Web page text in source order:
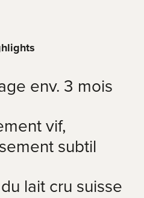
env. 3 mois
vif,
subtil
lait cru suisse